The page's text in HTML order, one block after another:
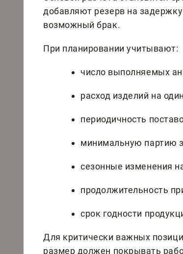
добавляют резерв на
возможный брак.
При планировании учитывают:
число выполняемых
расход изделий на
периодичность
минимальную партию
сезонные изменения
продолжительность
срок годности
Для критически важных
размер должен покрывать